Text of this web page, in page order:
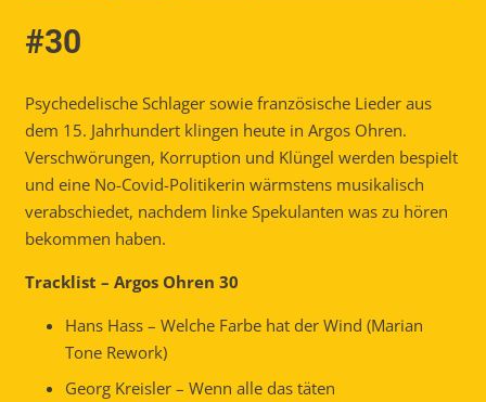
#30
Psychedelische Schlager sowie französische Lieder aus
dem 15. Jahrhundert klingen heute in Argos Ohren.
Verschwörungen, Korruption und Klüngel werden bespielt
und eine No-Covid-Politikerin wärmstens musikalisch
verabschiedet, nachdem linke Spekulanten was zu hören
bekommen haben.
Tracklist – Argos Ohren 30
Hans Hass – Welche Farbe hat der Wind (Marian
Tone Rework)
Georg Kreisler – Wenn alle das täten